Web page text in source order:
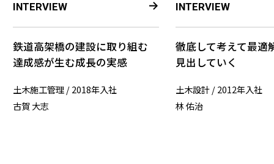
INTERVIEW
徹底して考えて最適解を
見出していく
土木設計 / 2012年入社
林 佑治
INTERVIEW
ICTによる生産性向
働き方を抜本的に変
土木技術 / 2014年入社
平川 彩織